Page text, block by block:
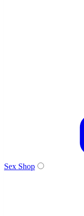
Sex Shop